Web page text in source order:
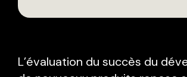
L’évaluation du succès du